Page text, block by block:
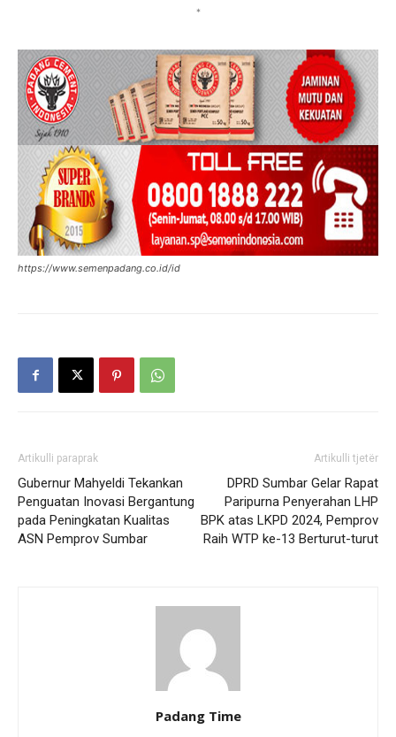
*
https://www.semenpadang.co.id/id
Artikulli paraprak
Gubernur Mahyeldi Tekankan
Penguatan Inovasi Bergantung
pada Peningkatan Kualitas
ASN Pemprov Sumbar
Artikulli tjetër
DPRD Sumbar Gelar Rapat
Paripurna Penyerahan LHP
BPK atas LKPD 2024, Pemprov
Raih WTP ke-13 Berturut-turut
Padang Time